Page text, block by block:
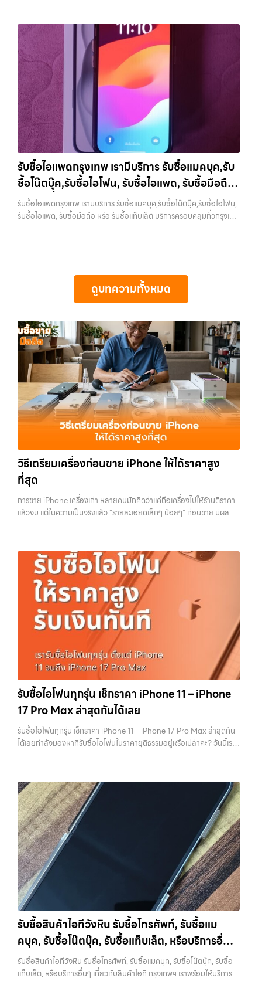
วัชรพล, รามอินทรา, รวมถึง บางนา, บางพลี, เกษตรนวมินทร์, เสนานิคม,
วังหินไม่ว่าคุณจะต้องการ รับซื้อโทรศัพท์, รับซื้อแมคบุค, รับซื้อโน๊ตบุ๊ค, รับ
ซื้อแท็บเล็ต, หรือบริการอื่นๆ เกี่ยวกับสินค้าไอที กรุงเทพฯ – เราพร้อมให้
บริการครบวงจร บริการของเรา…
รวดเร็วที่สุด ที่ “รับซื้อขายมือถือ.com” เราเข้าใจดีว่าอุปกรณ์แต่ละชิ้นไม่ใช่
แค่เครื่องใช้ไฟฟ้า แต่เป็นทรัพย์สินที่มีมูลค่า คุณอาจต้องการเปลี่ยนรุ่น หรือ
ต้องการเงินด่วน เราจึงมอบบริการประเมินสภาพเครื่อง ฟรี ปราบปราม
ความยุ่งยากทั้งหลาย โดยเน้น โปร่งใส มั่นใจได้ และจ่ายเงินทันทีเมื่อตกลง
ซื้อขายสำเร็จ บริการของเราครอบคลุมทั้ง iPhone สายใหม่-เก่า,
Samsung ทุกรุ่น, iPad และแท็บเล็ตทุกแบรนด์ เรารับถึงแม้จะอยู่ในสภาพ
ใช้งานแล้ว ตกแต่งแล้ว หรือมีรอยบ้าง เพราะมูลค่าของเครื่องไม่ได้ขึ้นอยู่แค่
ยี่ห้อ แต่ขึ้นอยู่กับสภาพจริง ความครบชุด และความสะดวกในการขายของ
คุณ เราจึงตั้งใจให้บริการในเขต ลาดพร้าว, รัชดา, บางรัก, แจ้งวัฒนะ,
บางแค, วัชรพล, รามอินทรา, บางนา, บางพลี, เกษตรนวมินทร์, เสนานิคม,
วังหิน อย่างเต็มที่ ไม่ว่าคุณจะค้นหาคำว่า “รับซื้อมือถือใกล้ฉัน”, “รับซื้อ
โทรศัพท์มือสองกรุงเทพ”, “ขาย iPad ได้ราคา”, “รับซื้อแท็บเล็ต กรุงเทพ
ถึงที่”, หรือ “รับซื้อ Samsung มือสอง ราคาสูง” — ที่นี่คือคำตอบ เพราะ
บริการของเรามุ่งตรงให้คุณได้รับราคาและความสะดวกสบายที่เหนือกว่า
เลือกเราแล้วคุณจะได้บริการที่คุณไว้วางใจ พร้อมทีมงานที่พร้อมอำนวย
ความสะดวก นัดรับถึงที่ ตรวจสภาพอย่างมืออาชีพ และจ่ายเงินทันที
ทั้งหมดนี้เพื่อให้การขายอุปกรณ์ของคุณเป็นเรื่องง่ายขึ้น ดีกว่า รวดเร็วกว่า
วัชรพล, รามอินทรา, รวมถึง บางนา, บางพลี, เกษตรนวมินทร์, เสนานิคม,
วังหินไม่ว่าคุณจะต้องการ รับซื้อโทรศัพท์, รับซื้อแมคบุค, รับซื้อโน๊ตบุ๊ค, รับ
ซื้อแท็บเล็ต, หรือบริการอื่นๆ เกี่ยวกับสินค้าไอที กรุงเทพฯ – เราพร้อมให้
วัชรพล รามอินทรา รับซื้อไอโฟนใกล้ฉัน — ผู้เชี่ยวชาญด้านการให้บริการ รับ
ซื้อมือถือ iPhone, Samsung, ไอแพด แท็บเล็ตทุกยี่ห้อ ในราคาสูง พร้อม
จ่ายเงินทันที รับซื้อไอโฟนใกล้ฉัน ผู้เชี่ยวชาญด้านการให้บริการ รับซื้อมือถือ
iPhone, Samsung, ไอแพด แท็บเล็ตทุกยี่ห้อ ในราคาสูง พร้อมจ่ายเงิน
ทันที รับซื้อ iPad… รับซื้อไอโฟนใกล้ฉัน รับซื้อ iPad และแท็บเล็ตทุกแบรนด์
ทุกสภาพ — ขอขายง่าย ได้เงินเร็ว ประสบการณ์เหนือระดับกับการ รับซื้อ
ไอโฟน, รับซื้อไอแพด, รับซื้อมือถือ ยินดีต้อนรับสู่ “รับซื้อขายมือถือ.com”
เว็บไซต์ที่คุณไว้วางใจได้ สำหรับบริการ รับซื้อ มือถือ iPhone, Samsung,
iPad, แท็บเล็ต ทุกยี่ห้อ ให้ราคาสูง พร้อมจ่ายเงินทันที ครอบคลุมพื้นที่
ลาดพร้าว, รัชดา, บางรัก, แจ้งวัฒนะ, บางแค, วัชรพล, รามอินทรา และเขต
กรุงเทพฯ ใกล้ “ใกล้ ฉัน” ที่สุด ในยุคที่สมาร์ทโฟน แท็บเล็ต และอุปกรณ์ไอที
ใหม่ๆ เปลี่ยนรุ่นกันแทบทุกช่วงเวลา อุปกรณ์ที่คุณใช้แล้วอาจกลายเป็นของ
ที่ไม่ได้ใช้งานอยู่เฉยๆ เว็บไซต์ของเราจึงเกิดขึ้นเพื่อเป็นทางเลือกให้คุณ
สามารถเปลี่ยนอุปกรณ์ที่ไม่ใช้แล้วให้กลายเป็นเงินสดได้ทันที ด้วยบริการ รับ
ซื้อไอโฟน, รับซื้อไอแพด, รับซื้อมือถือ, รับซื้อโทรศัพท์, รับซื้อโน๊ตบุ๊ค, รับซื้อ
แท็บเล็ต, รับซื้อสินค้าไอทีกรุงเทพมหานคร อย่างครบวงจร ไม่ว่าคุณจะอยู่
โซนเมืองหรือเขตชานเมือง เรามีทีมงานพร้อมให้บริการถึงที่ในพื้นที่ “ใกล้
จ่ายเงินทันทีเมื่อตกลงซื้อขายสำเร็จ บริการของเราครอบคลุมทั้ง iPhone
สายใหม่-เก่า, Samsung ทุกรุ่น, iPad และแท็บเล็ตทุกแบรนด์ เรารับถึงแม้
จะอยู่ในสภาพใช้งานแล้ว ตกแต่งแล้ว หรือมีรอยบ้าง เพราะมูลค่าของเครื่อง
ไม่ได้ขึ้นอยู่แค่ยี่ห้อ แต่ขึ้นอยู่กับสภาพจริง ความครบชุด และความสะดวกใน
การขายของคุณ เราจึงตั้งใจให้บริการในเขต ลาดพร้าว, รัชดา, บางรัก,
แจ้งวัฒนะ, บางแค, วัชรพล, รามอินทรา, บางนา, บางพลี, เกษตรนวมินทร์,
เสนานิคม, วังหิน อย่างเต็มที่ ไม่ว่าคุณจะค้นหาคำว่า “รับซื้อมือถือใกล้ฉัน”,
“รับซื้อโทรศัพท์มือสองกรุงเทพ”, “ขาย iPad ได้ราคา”, “รับซื้อแท็บเล็ต
กรุงเทพถึงที่”, หรือ “รับซื้อ Samsung มือสอง ราคาสูง” — ที่นี่คือคำตอบ
เพราะบริการของเรามุ่งตรงให้คุณได้รับราคาและความสะดวกสบายที่เหนือ
กว่า เลือกเราแล้วคุณจะได้บริการที่คุณไว้วางใจ พร้อมทีมงานที่พร้อม
อำนวยความสะดวก นัดรับถึงที่ ตรวจสภาพอย่างมืออาชีพ และจ่ายเงินทันที
ทั้งหมดนี้เพื่อให้การขายอุปกรณ์ของคุณเป็นเรื่องง่ายขึ้น ดีกว่า รวดเร็วกว่า
และคุ้มค่ากว่า ทำไมต้องเลือกเรา ผู้เชี่ยวชาญด้านการให้บริการ รับซื้อมือถือ
iPhone, Samsung, ไอแพด แท็บเล็ตทุกยี่ห้อ ในราคาสูง พร้อมจ่ายเงิน
ทันที โดยเน้นบริการในพื้นที่ ลาดพร้าว, รัชดา, บางรัก, แจ้งวัฒนะ, บางแค,
วัชรพล, รามอินทรา, รวมถึง บางนา, บางพลี, เกษตรนวมินทร์, เสนานิคม,
วังหินไม่ว่าคุณจะต้องการ รับซื้อโทรศัพท์, รับซื้อแมคบุค, รับซื้อโน๊ตบุ๊ค, รับ
ซื้อแท็บเล็ต, หรือบริการอื่นๆ เกี่ยวกับสินค้าไอที กรุงเทพฯ – เราพร้อมให้
บริการครบวงจร…
รับซื้อไอแพดกรุงเทพ เรามีบริการ รับซื้อแมคบุค,รับ
ซื้อโน๊ตบุ๊ค,รับซื้อไอโฟน, รับซื้อไอแพด, รับซื้อมือถือ
หรือ รับซื้อแท็บเล็ต บริการครอบคลุมทั่วกรุงเทพ
และพื้นที่ใกล้เคียง
รับซื้อไอแพดกรุงเทพ เรามีบริการ รับซื้อแมคบุค,รับซื้อโน๊ตบุ๊ค,รับซื้อไอโฟน,
รับซื้อไอแพด, รับซื้อมือถือ หรือ รับซื้อแท็บเล็ต บริการครอบคลุมทั่วกรุงเทพ
มือถือ หรือ รับซื้อแท็บเล็ต บริการครอบคลุมทั่วกรุงเทพ และพื้นที่ใกล้เคียง
รับซื้อไอแพดกรุงเทพ เรามีบริการ รับซื้อแมคบุค,รับซื้อโน๊ตบุ๊ค,รับซื้อไอโฟน,
รับซื้อไอแพด, รับซื้อมือถือ หรือ รับซื้อแท็บเล็ต บริการครอบคลุมทั่ว
สภาพ — ขอขายง่าย ได้เงินเร็ว ประสบการณ์เหนือระดับกับการ รับซื้อไอ
โฟน, รับซื้อไอแพด, รับซื้อมือถือ ยินดีต้อนรับสู่ “รับซื้อขายมือถือ.com”
เว็บไซต์ที่คุณไว้วางใจได้ สำหรับบริการ รับซื้อ มือถือ iPhone, Samsung,
iPad, แท็บเล็ต ทุกยี่ห้อ ให้ราคาสูง พร้อมจ่ายเงินทันที ครอบคลุมพื้นที่
ลาดพร้าว, รัชดา, บางรัก, แจ้งวัฒนะ, บางแค, วัชรพล, รามอินทรา และเขต
กรุงเทพฯ ใกล้ “ใกล้ ฉัน” ที่สุด ในยุคที่สมาร์ทโฟน แท็บเล็ต และอุปกรณ์ไอที
ใหม่ๆ เปลี่ยนรุ่นกันแทบทุกช่วงเวลา อุปกรณ์ที่คุณใช้แล้วอาจกลายเป็นของ
ที่ไม่ได้ใช้งานอยู่เฉยๆ เว็บไซต์ของเราจึงเกิดขึ้นเพื่อเป็นทางเลือกให้คุณ
สามารถเปลี่ยนอุปกรณ์ที่ไม่ใช้แล้วให้กลายเป็นเงินสดได้ทันที ด้วยบริการ รับ
ซื้อไอโฟน, รับซื้อไอแพด, รับซื้อมือถือ, รับซื้อโทรศัพท์, รับซื้อโน๊ตบุ๊ค, รับซื้อ
แท็บเล็ต, รับซื้อสินค้าไอทีกรุงเทพมหานคร อย่างครบวงจร ไม่ว่าคุณจะอยู่
โซนเมืองหรือเขตชานเมือง เรามีทีมงานพร้อมให้บริการถึงที่ในพื้นที่ “ใกล้
ฉัน” เพื่อความสะดวกและรวดเร็วที่สุด ที่ “รับซื้อขายมือถือ.com” เราเข้าใจดี
ว่าอุปกรณ์แต่ละชิ้นไม่ใช่แค่เครื่องใช้ไฟฟ้า แต่เป็นทรัพย์สินที่มีมูลค่า คุณอาจ
ต้องการเปลี่ยนรุ่น หรือต้องการเงินด่วน เราจึงมอบบริการประเมินสภาพ
เครื่อง ฟรี ปราบปรามความยุ่งยากทั้งหลาย โดยเน้น โปร่งใส มั่นใจได้ และ
จะอยู่ในสภาพใช้งานแล้ว ตกแต่งแล้ว หรือมีรอยบ้าง เพราะมูลค่าของเครื่อง
ไม่ได้ขึ้นอยู่แค่ยี่ห้อ แต่ขึ้นอยู่กับสภาพจริง ความครบชุด และความสะดวกใน
การขายของคุณ เราจึงตั้งใจให้บริการในเขต ลาดพร้าว, รัชดา, บางรัก,
แจ้งวัฒนะ, บางแค, วัชรพล, รามอินทรา, บางนา, บางพลี, เกษตรนวมินทร์,
เสนานิคม, วังหิน อย่างเต็มที่ ไม่ว่าคุณจะค้นหาคำว่า “รับซื้อมือถือใกล้ฉัน”,
“รับซื้อโทรศัพท์มือสองกรุงเทพ”, “ขาย iPad ได้ราคา”, “รับซื้อแท็บเล็ต
กรุงเทพถึงที่”, หรือ “รับซื้อ Samsung มือสอง ราคาสูง” — ที่นี่คือคำตอบ
เพราะบริการของเรามุ่งตรงให้คุณได้รับราคาและความสะดวกสบายที่เหนือ
กว่า เลือกเราแล้วคุณจะได้บริการที่คุณไว้วางใจ พร้อมทีมงานที่พร้อม
อำนวยความสะดวก นัดรับถึงที่ ตรวจสภาพอย่างมืออาชีพ และจ่ายเงินทันที
ทั้งหมดนี้เพื่อให้การขายอุปกรณ์ของคุณเป็นเรื่องง่ายขึ้น ดีกว่า รวดเร็วกว่า
และคุ้มค่ากว่า ทำไมต้องเลือกเรา ผู้เชี่ยวชาญด้านการให้บริการ รับซื้อมือถือ
iPhone, Samsung, ไอแพด แท็บเล็ตทุกยี่ห้อ ในราคาสูง พร้อมจ่ายเงิน
ทันที โดยเน้นบริการในพื้นที่ ลาดพร้าว, รัชดา, บางรัก, แจ้งวัฒนะ, บางแค,
วัชรพล, รามอินทรา, รวมถึง บางนา, บางพลี, เกษตรนวมินทร์, เสนานิคม,
วังหินไม่ว่าคุณจะต้องการ รับซื้อโทรศัพท์, รับซื้อแมคบุค, รับซื้อโน๊ตบุ๊ค, รับ
ซื้อแท็บเล็ต, หรือบริการอื่นๆ เกี่ยวกับสินค้าไอที กรุงเทพฯ – เราพร้อมให้
ดูบทความทั้งหมด
วิธีเตรียมเครื่องก่อนขาย iPhone ให้ได้ราคาสูง
ที่สุด
การขาย iPhone เครื่องเก่า หลายคนมักคิดว่าแค่ถือเครื่องไปให้ร้านตีราคา
แล้วจบ แต่ในความเป็นจริงแล้ว “รายละเอียดเล็กๆ น้อยๆ” ก่อนขาย มีผลต่อ
เครื่องก่อนขาย บทความนี้จะพาไปดูวิธีเตรียม iPhone แบบครบทุกขั้นตอน
ตั้งแต่เรื่องพื้นฐานไปจนถึงเทคนิคที่ช่วยเพิ่มมูลค่าเครื่องแบบที่หลายคนมอง
ข้าม หากทำครบทุกข้อ โอกาสที่จะได้ราคาดีขึ้นมีสูงอย่างชัดเจน ทำไมการเต
รียมเครื่องถึงสำคัญ ก่อนจะไปดูวิธี เราต้องเข้าใจก่อนว่าทำไมร้านรับซื้อถึง
ให้ความสำคัญกับรายละเอียดเหล่านี้ สำหรับร้านหรือผู้รับซื้อ iPhone สิ่งที่
เขามองคือ “ความพร้อมในการขายต่อ” หากเครื่องที่รับมาสามารถนำไปขาย
ต่อได้ทันทีโดยไม่ต้องเสียเวลาแก้ไข ไม่ต้องลบข้อมูล ไม่ต้องซ่อมเพิ่ม ความ
เสี่ยงก็จะต่ำลง และนั่นทำให้เขากล้ารับในราคาที่สูงขึ้น ในทางกลับกัน ถ้า
เครื่องยังมีข้อมูลค้างอยู่ ติด iCloud หรือสภาพดูไม่เรียบร้อย ร้านจะต้อง
เสียเวลาและต้นทุนเพิ่ม สิ่งเหล่านี้จะถูกนำไปหักออกจากราคาที่เสนอให้กับ
คุณโดยตรง 1. สำรองข้อมูลให้เรียบร้อยก่อนล้างเครื่อง ขั้นตอนแรกที่ควร
ทำเสมอคือการสำรองข้อมูล เพราะหลังจากล้างเครื่องแล้ว ข้อมูลทั้งหมดจะ
ไม่สามารถกู้คืนได้อีก ไม่ว่าจะเป็นรูปภาพ รายชื่อ เบอร์โทร หรือแชทต่างๆ
หลายคนมักรีบล้างเครื่องเพราะอยากขายเร็ว แต่สุดท้ายต้องกลับมาเสีย
เวลาเพราะลืมสำรองข้อมูลสำคัญ สิ่งนี้เกิดขึ้นบ่อยมาก และเป็นความผิด
พลาดที่ไม่ควรเกิดขึ้นเลย คุณสามารถสำรองข้อมูลได้ผ่าน iCloud หรือผ่าน
คอมพิวเตอร์ก็ได้ หากต้องการความสะดวก iCloud จะเป็นตัวเลือกที่ง่าย
คิดว่าเรียบร้อย เพราะถ้าพลาดขึ้นมา จะไม่สามารถย้อนกลับไปแก้ไขได้อีก 2.
ออกจาก iCloud และ Apple ID ให้สมบูรณ์ ขั้นตอนนี้ถือว่าสำคัญที่สุดใน
การขาย iPhone หากยังมี Apple ID อยู่ในเครื่อง จะทำให้เกิดสิ่งที่เรียกว่า
Activation Lock ซึ่งทำให้ไม่สามารถใช้งานเครื่องต่อได้ ในมุมของร้านรับ
ซื้อ เครื่องที่ติด iCloud มีความเสี่ยงสูง เพราะไม่สามารถนำไปขายต่อได้
ทันที บางร้านอาจไม่รับซื้อเลย หรือถ้ารับก็จะกดราคาลงอย่างมาก การออก
จาก iCloud ทำได้ไม่ยาก เพียงเข้าไปที่การตั้งค่า กดชื่อบัญชีของตัวเอง
แล้วเลือกออกจากระบบ จากนั้นใส่รหัสผ่านเพื่อยืนยัน หลังจากออกแล้ว
ควรตรวจสอบอีกครั้งว่าหน้า Settings ไม่มีชื่อบัญชีของคุณเหลืออยู่ เพื่อ
ให้มั่นใจว่าเครื่องพร้อมสำหรับผู้ใช้งานใหม่จริงๆ 3. รีเซ็ตเครื่องให้เหมือน
เครื่องใหม่ เมื่อสำรองข้อมูลและออกจาก iCloud เรียบร้อยแล้ว ขั้นตอนต่อ
ไปคือการรีเซ็ตเครื่องให้เป็นค่าเริ่มต้นจากโรงงาน การรีเซ็ตจะช่วยลบข้อมูล
ทั้งหมดออกจากเครื่อง ทำให้เครื่องอยู่ในสภาพเหมือนใหม่ ซึ่งเป็นสิ่งที่ผู้ซื้อ
หรือร้านต้องการมากที่สุด เพราะสามารถนำไปใช้งานต่อได้ทันที ขั้นตอนนี้ยัง
ช่วยสร้างความมั่นใจให้กับผู้รับซื้อว่าไม่มีข้อมูลส่วนตัวหลงเหลืออยู่ ลด
ความกังวลในเรื่องความปลอดภัย ควรระวังว่าการรีเซ็ตควรทำหลังจาก
ออก iCloud แล้วเท่านั้น หากทำสลับขั้นตอน อาจทำให้เครื่องติดล็อกและ
รับซื้อไอโฟนทุกรุ่น เช็กราคา iPhone 11 – iPhone
17 Pro Max ล่าสุดกันได้เลย
รับซื้อไอโฟนทุกรุ่น เช็กราคา iPhone 11 – iPhone 17 Pro Max ล่าสุดกัน
ได้เลยกำลังมองหาที่รับซื้อไอโฟนในราคายุติธรรมอยู่หรือเปล่าคะ? วันนี้เรา
ราคาในตลาดมือสอง เรายังมีบริการที่รวดเร็ว และจ่ายเงินสดทันที ไม่มีค่า
ธรรมเนียมซ่อนเร้นค่ะ ทำไมต้องขายไอโฟนกับเรา?
รับซื้อทุกรุ่น ทุกสภาพ
- ไม่ว่าจะเป็นเครื่องใหม่ เครื่องใช้งาน หรือเครื่องที่มีตำหนิเล็กน้อย เรารับซื้อ
หมด
ราคายุติธรรม - ประเมินราคาตามสภาพเครื่องจริง ให้ราคาสูงถึง
70% ของราคาตลาดมือสอง
รวดเร็วทันใจ - ประเมินและจ่ายเงินทันที ไม่
ต้องรอนาน
ปลอดภัย 100% - มีหน้าร้านจริง บริการโปร่งใส ตรวจสอบ
ได้
รับซื้อถึงที่ - มีบริการรับซื้อถึงบ้านในกรุงเทพและปริมณฑลเช็กราคา
รับซื้อ iPhone แต่ละรุ่นมาดูกันว่าแต่ละรุ่นเรารับซื้อในราคาเท่าไหร่บ้าง
(ราคาอัพเดทล่าสุดเดือนพฤศจิกายน 2024)
iPhone 11 (ปี
2019)iPhone 11 เป็นรุ่นที่ได้รับความนิยมมากในตอนที่เปิดตัว มาพร้อม
กล้องคู่ ชิป A13 Bionic และหน้าจอ Liquid Retina ขนาด 6.1 นิ้ว แม้จะ
เป็นรุ่นที่ออกมาได้สักระยะแล้ว แต่ก็ยังใช้งานได้ดีและรองรับ iOS เวอร์ชัน
ล่าสุดราคารับซื้อ iPhone 11:iPhone 11 64GB รับซื้อได้ที่ 7,000 บาท
ราคาตลาดมือสอง: 10,000 บาทiPhone 11 128GB รับซื้อได้ที่ 8,400
บาทราคาตลาดมือสอง: 12,000 บาทiPhone 11 256GB รับซื้อได้ที่ 9,100
บาทราคาตลาดมือสอง: 13,000 บาท
iPhone 11 Pro / Pro Max (ปี
2019)รุ่น Pro มาพร้อมกล้องสามตัว จอ Super Retina XDR และวัสดุส
รับซื้อสินค้าไอทีวังหิน รับซื้อโทรศัพท์, รับซื้อแม
คบุค, รับซื้อโน๊ตบุ๊ค, รับซื้อแท็บเล็ต, หรือบริการอื่นๆ
เกี่ยวกับสินค้าไอที กรุงเทพฯ เราพร้อมให้บริการครบ
วงจร
รับซื้อสินค้าไอทีวังหิน รับซื้อโทรศัพท์, รับซื้อแมคบุค, รับซื้อโน๊ตบุ๊ค, รับซื้อ
แท็บเล็ต, หรือบริการอื่นๆ เกี่ยวกับสินค้าไอที กรุงเทพฯ เราพร้อมให้บริการ